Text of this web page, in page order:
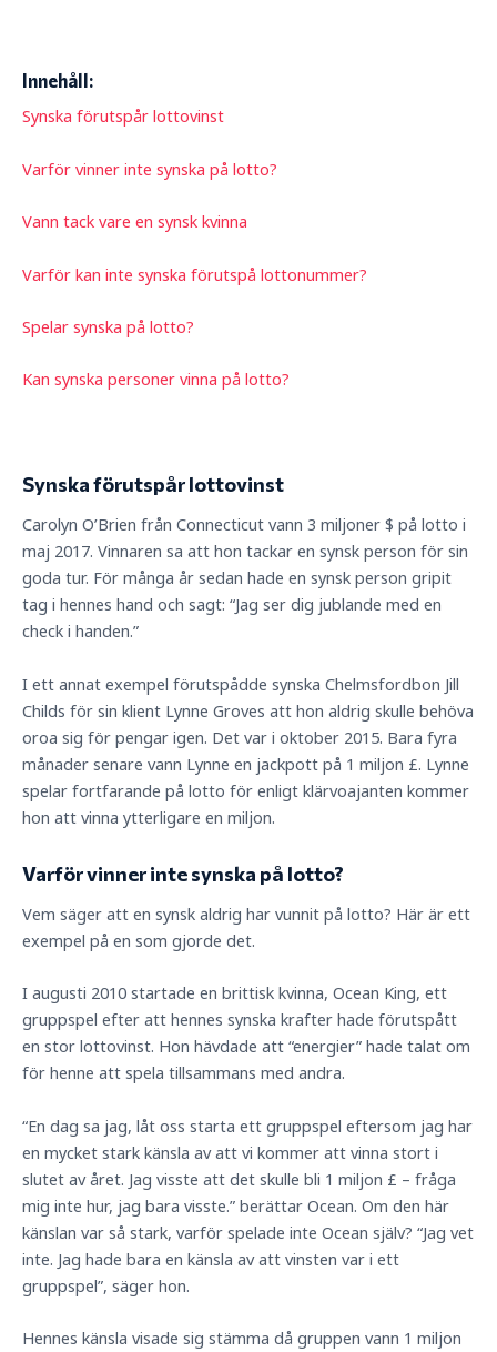
Innehåll:
Synska förutspår lottovinst
Varför vinner inte synska på lotto?
Vann tack vare en synsk kvinna
Varför kan inte synska förutspå lottonummer?
Spelar synska på lotto?
Kan synska personer vinna på lotto?
Synska förutspår lottovinst
Carolyn O’Brien från Connecticut vann 3 miljoner $ på lotto i
maj 2017. Vinnaren sa att hon tackar en synsk person för sin
goda tur. För många år sedan hade en synsk person gripit
tag i hennes hand och sagt: “Jag ser dig jublande med en
check i handen.”
I ett annat exempel förutspådde synska Chelmsfordbon Jill
Childs för sin klient Lynne Groves att hon aldrig skulle behöva
oroa sig för pengar igen. Det var i oktober 2015. Bara fyra
månader senare vann Lynne en jackpott på 1 miljon £. Lynne
spelar fortfarande på lotto för enligt klärvoajanten kommer
hon att vinna ytterligare en miljon.
Varför vinner inte synska på lotto?
Vem säger att en synsk aldrig har vunnit på lotto? Här är ett
exempel på en som gjorde det.
I augusti 2010 startade en brittisk kvinna, Ocean King, ett
gruppspel efter att hennes synska krafter hade förutspått
en stor lottovinst. Hon hävdade att “energier” hade talat om
för henne att spela tillsammans med andra.
“En dag sa jag, låt oss starta ett gruppspel eftersom jag har
en mycket stark känsla av att vi kommer att vinna stort i
slutet av året. Jag visste att det skulle bli 1 miljon £ – fråga
mig inte hur, jag bara visste.” berättar Ocean. Om den här
känslan var så stark, varför spelade inte Ocean själv? “Jag vet
inte. Jag hade bara en känsla av att vinsten var i ett
gruppspel”, säger hon.
Hennes känsla visade sig stämma då gruppen vann 1 miljon